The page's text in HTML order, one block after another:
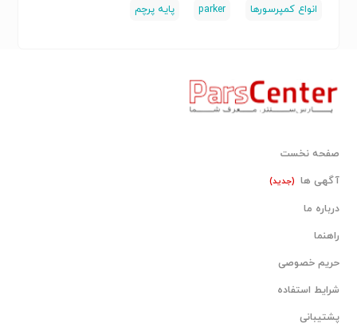
​ کیفیت ساخت آلمان
کاربردها
• خطوط بسته‌بندی
• صنایع خودروسازی
• سیستم‌های تشخیص موقعیت
• خطوط مونتاژ
• سیستم‌های انتقال مواد
برای کسب اطلاعات بیشتر با شماره زیر تماس حاصل فرمایید
انواع کمپرسورها parker پایه پرچم
صفحه نخست
آگهی ها (جدید)
درباره ما
راهنما
حریم خصوصی
شرایط استفاده
پشتیبانی